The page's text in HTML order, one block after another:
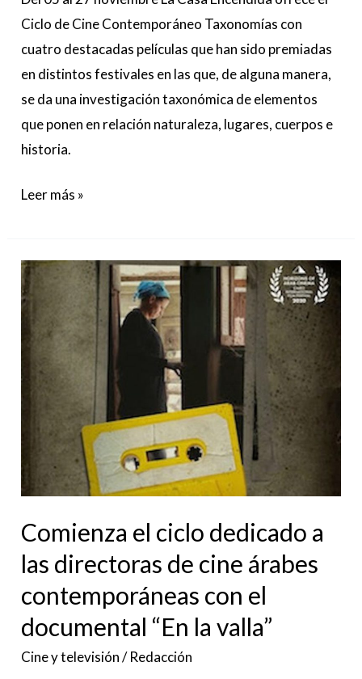
Ciclo de Cine Contemporáneo Taxonomías con
cuatro destacadas películas que han sido premiadas
en distintos festivales en las que, de alguna manera,
se da una investigación taxonómica de elementos
que ponen en relación naturaleza, lugares, cuerpos e
historia.
Leer más »
Comienza el ciclo dedicado a
las directoras de cine árabes
contemporáneas con el
documental “En la valla”
Cine y televisión/Redacción
Comienza
el
ciclo
dedicado
las
directoras
cine
árabes
contemporáneas
con
el
documental
“En
la